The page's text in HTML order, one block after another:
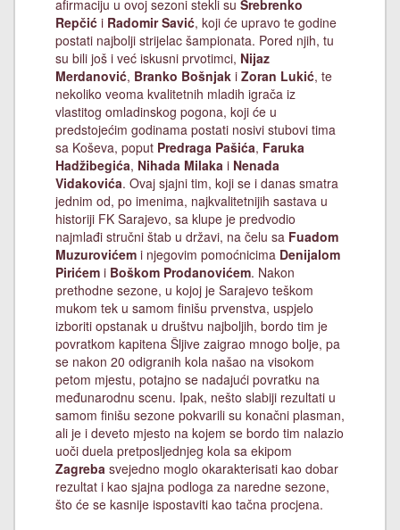
afirmaciju u ovoj sezoni stekli su Srebrenko
Repčić i Radomir Savić, koji će upravo te godine
postati najbolji strijelac šampionata. Pored njih, tu
su bili još i već iskusni prvotimci, Nijaz
Merdanović, Branko Bošnjak i Zoran Lukić, te
nekoliko veoma kvalitetnih mladih igrača iz
vlastitog omladinskog pogona, koji će u
predstojećim godinama postati nosivi stubovi tima
sa Koševa, poput Predraga Pašića, Faruka
Hadžibegića, Nihada Milaka i Nenada
Vidakovića. Ovaj sjajni tim, koji se i danas smatra
jednim od, po imenima, najkvalitetnijih sastava u
historiji FK Sarajevo, sa klupe je predvodio
najmlađi stručni štab u državi, na čelu sa Fuadom
Muzurovićem i njegovim pomoćnicima Denijalom
Pirićem i Boškom Prodanovićem. Nakon
prethodne sezone, u kojoj je Sarajevo teškom
mukom tek u samom finišu prvenstva, uspjelo
izboriti opstanak u društvu najboljih, bordo tim je
povratkom kapitena Šljive zaigrao mnogo bolje, pa
se nakon 20 odigranih kola našao na visokom
petom mjestu, potajno se nadajući povratku na
međunarodnu scenu. Ipak, nešto slabiji rezultati u
samom finišu sezone pokvarili su konačni plasman,
ali je i deveto mjesto na kojem se bordo tim nalazio
uoči duela pretposljednjeg kola sa ekipom
Zagreba svejedno moglo okarakterisati kao dobar
rezultat i kao sjajna podloga za naredne sezone,
što će se kasnije ispostaviti kao tačna procjena.